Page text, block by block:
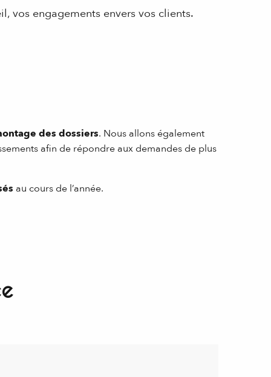
vos engagements envers vos clients.
des dossiers. Nous allons également
afin de répondre aux demandes de plus
au cours de l’année.